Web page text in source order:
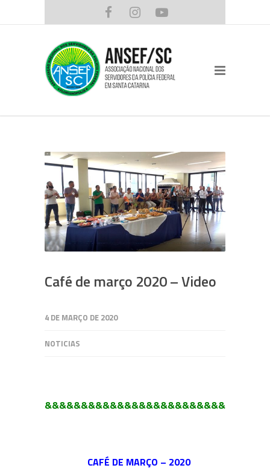
Café de março 2020 – Video
4 DE MARÇO DE 2020
NOTICIAS
CAFÉ DE MARÇO – 2020